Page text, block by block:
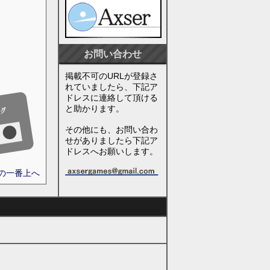
一番上へ
お問い合わせ
掲載不可のURLが登録さ
れていましたら、下記ア
ドレスに連絡して頂ける
と助かります。
その他にも、お問い合わ
せがありましたら下記ア
ドレスへお願いします。